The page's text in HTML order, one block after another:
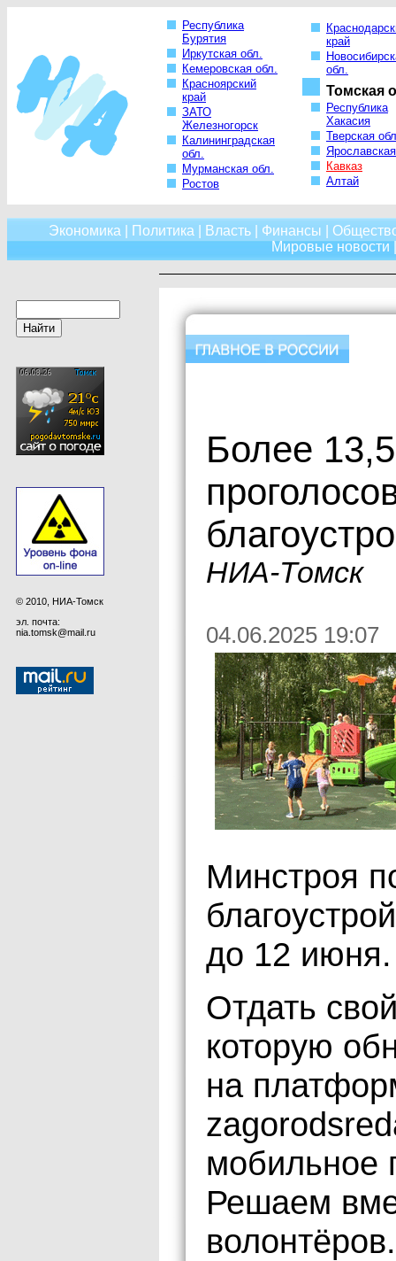
Республика
Бурятия
Иркутская обл.
Кемеровская обл.
Красноярский
край
ЗАТО
Железногорск
Калининградская
обл.
Мурманская обл.
Ростов
край
обл.
Томская
Республика
Хакасия
Тверская
Кавказ
Алтай
Экономика Политика Власть Финансы
Мировые новости
© 2010, НИА-Томск
эл. почта:
nia.tomsk@mail.ru
Более
НИА-Томск
04.06.2025 19:07
Минстроя
до 12 июня.
Отдать
которую
на
мобильное
Решаем
волонтёров.